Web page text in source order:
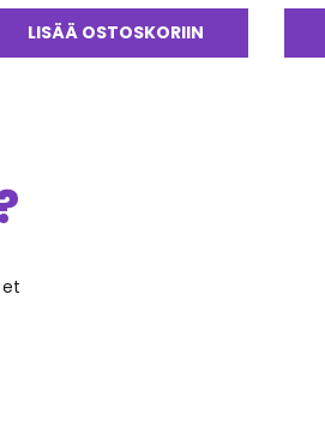
LISÄÄ OSTOSKORIIN